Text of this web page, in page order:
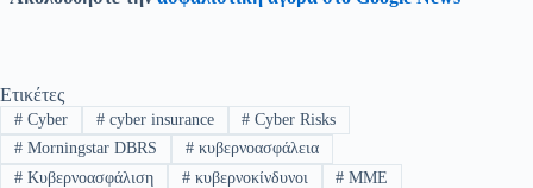
Ετικέτες
#Cyber #cyber insurance # Cyber Risks
#Morningstar DBRS #κυβερνοασφάλεια
#Κυβερνοασφάλιση #κυβερνοκίνδυνοι # ΜΜΕ